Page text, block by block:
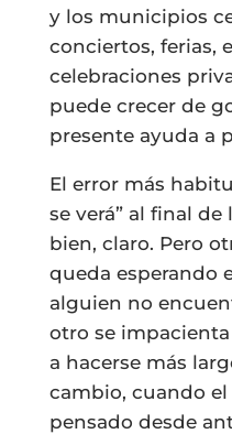
y los municipios
conciertos, ferias,
celebraciones
puede crecer de
presente ayuda a
El error más
se verá” al final de
bien, claro. Pero
queda esperando
alguien no
otro se
a hacerse más
cambio, cuando el
pensado desde